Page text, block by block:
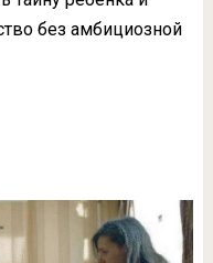
без амбициозной